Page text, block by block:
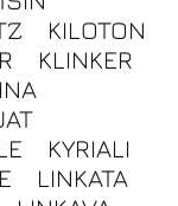
KILOTON
KLINKER
KYRIALI
LINKATA